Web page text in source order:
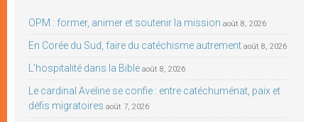
OPM : former, animer et soutenir la mission août 8, 2026
En Corée du Sud, faire du catéchisme autrement août 8, 2026
L’hospitalité dans la Bible août 8, 2026
Le cardinal Aveline se confie : entre catéchuménat, paix et
défis migratoires août 7, 2026